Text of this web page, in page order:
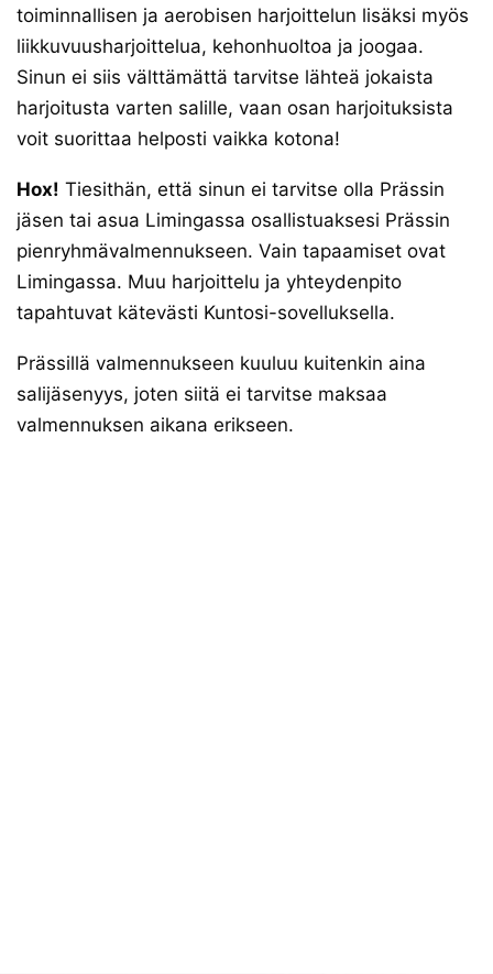
toiminnallisen ja aerobisen harjoittelun lisäksi myös
liikkuvuusharjoittelua, kehonhuoltoa ja joogaa.
Sinun ei siis välttämättä tarvitse lähteä jokaista
harjoitusta varten salille, vaan osan harjoituksista
voit suorittaa helposti vaikka kotona!
Hox! Tiesithän, että sinun ei tarvitse olla Prässin
jäsen tai asua Limingassa osallistuaksesi Prässin
pienryhmävalmennukseen. Vain tapaamiset ovat
Limingassa. Muu harjoittelu ja yhteydenpito
tapahtuvat kätevästi Kuntosi-sovelluksella.
Prässillä valmennukseen kuuluu kuitenkin aina
salijäsenyys, joten siitä ei tarvitse maksaa
valmennuksen aikana erikseen.